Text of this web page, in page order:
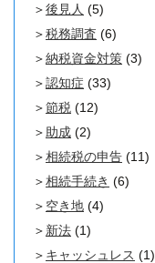
後見人 (5)
税務調査 (6)
納税資金対策 (3)
認知症 (33)
節税 (12)
助成 (2)
相続税の申告 (11)
相続手続き (6)
空き地 (4)
新法 (1)
キャッシュレス (1)